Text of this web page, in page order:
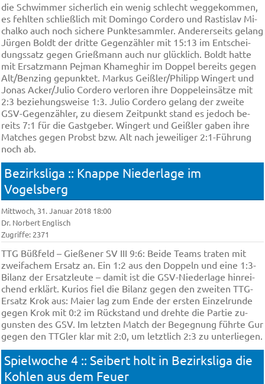
die Schwim­mer si­cher­lich ein we­nig schlecht weg­ge­kom­men,
es fehl­ten schließ­lich mit Do­min­go Cor­de­ro und Rast­is­lav Mi­
chal­ko auch noch si­che­re Punk­te­samm­ler. An­de­rer­seits ge­lang
Jür­gen Boldt der drit­te Ge­gen­zäh­ler mit 15:13 im Ent­schei­
dungs­satz ge­gen Grieß­mann auch nur glü­cklich. Boldt hat­te
mit Er­satz­mann Pej­man Kha­meg­hir im Dop­pel be­reits ge­gen
Alt/Ben­zing ge­punk­tet. Mar­kus Geiß­ler/Phi­lipp Win­gert und
Jo­nas Acker/Ju­lio Cor­de­ro ver­lo­ren ih­re Dop­pe­lein­sät­ze mit
2:3 be­zie­hungs­wei­se 1:3. Ju­lio Cor­de­ro ge­lang der zwei­te
GSV-Ge­gen­zäh­ler, zu die­sem Zeit­punkt stand es je­doch be­
reits 7:1 für die Gast­ge­ber. Win­gert und Geiß­ler ga­ben ih­re
Mat­ches ge­gen Probst bzw. Alt nach je­wei­li­ger 2:1-Füh­rung
noch ab.
Bezirksliga :: Knappe Niederlage im
Vogelsberg
Mittwoch, 31. Januar 2018 18:00
Dr. Norbert Englisch
Zugriffe: 2371
TTG Büß­feld – Gie­ße­ner SV III 9:6: Bei­de Te­ams tra­ten mit
zwei­fa­chem Er­satz an. Ein 1:2 aus den Dop­peln und ei­ne 1:3-
Bi­lanz der Er­satz­leu­te – da­mit ist die GSV-Nie­der­la­ge hin­rei­
chend er­klärt. Ku­ri­os fiel die Bi­lanz ge­gen den zwei­ten TTG-
Er­satz Krok aus: Mai­er lag zum En­de der er­sten Ein­zel­run­de
ge­gen Krok mit 0:2 im Rück­stand und dreh­te die Par­tie zu­
guns­ten des GSV. Im letz­ten Match der Be­geg­nung führ­te Gur
ge­gen den TTGler klar mit 2:0, um letzt­lich 2:3 zu un­ter­lie­gen.
Spielwoche 4 :: Sei­bert holt in Bezirksliga die
Koh­len aus dem Feu­er